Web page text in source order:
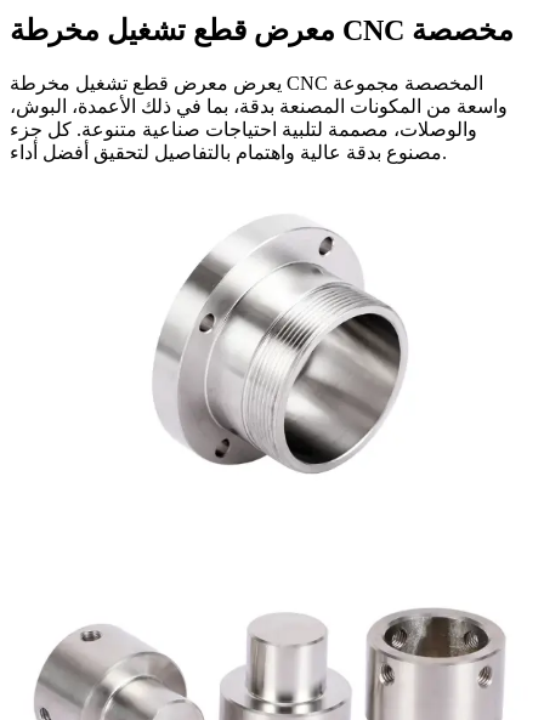
معرض قطع تشغيل مخرطة CNC مخصصة
يعرض معرض قطع تشغيل مخرطة CNC المخصصة مجموعة
واسعة من المكونات المصنعة بدقة، بما في ذلك الأعمدة، البوش،
والوصلات، مصممة لتلبية احتياجات صناعية متنوعة. كل جزء
مصنوع بدقة عالية واهتمام بالتفاصيل لتحقيق أفضل أداء.